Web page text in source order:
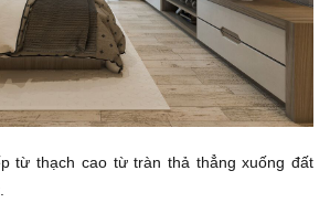
từ thạch cao từ tràn thả thẳng xuống đất